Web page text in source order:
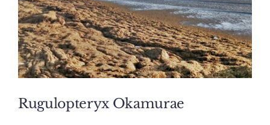
Cursos
Biología y conservación
Rugulopteryx Okamurae